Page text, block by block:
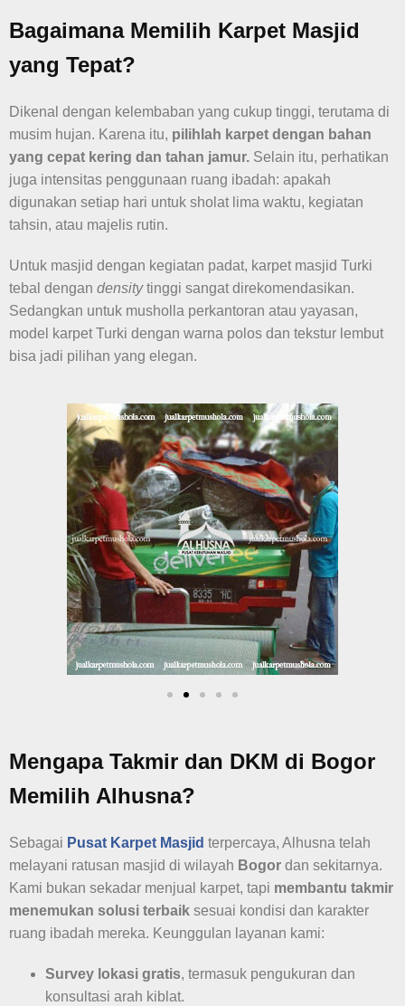
Bagaimana Memilih Karpet Masjid
yang Tepat?
Dikenal dengan kelembaban yang cukup tinggi, terutama di
musim hujan. Karena itu, pilihlah karpet dengan bahan
yang cepat kering dan tahan jamur. Selain itu, perhatikan
juga intensitas penggunaan ruang ibadah: apakah
digunakan setiap hari untuk sholat lima waktu, kegiatan
tahsin, atau majelis rutin.
Untuk masjid dengan kegiatan padat, karpet masjid Turki
tebal dengan densitytinggi sangat direkomendasikan.
Sedangkan untuk musholla perkantoran atau yayasan,
model karpet Turki dengan warna polos dan tekstur lembut
bisa jadi pilihan yang elegan.
Mengapa Takmir dan DKM di Bogor
Memilih Alhusna?
Sebagai Pusat Karpet Masjid terpercaya, Alhusna telah
melayani ratusan masjid di wilayah Bogor dan sekitarnya.
Kami bukan sekadar menjual karpet, tapi membantu takmir
menemukan solusi terbaik sesuai kondisi dan karakter
ruang ibadah mereka. Keunggulan layanan kami:
Survey lokasi gratis, termasuk pengukuran dan
konsultasi arah kiblat.